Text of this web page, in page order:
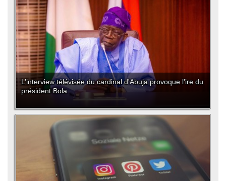
L’interview télévisée du cardinal d'Abuja provoque l'ire du
président Bola